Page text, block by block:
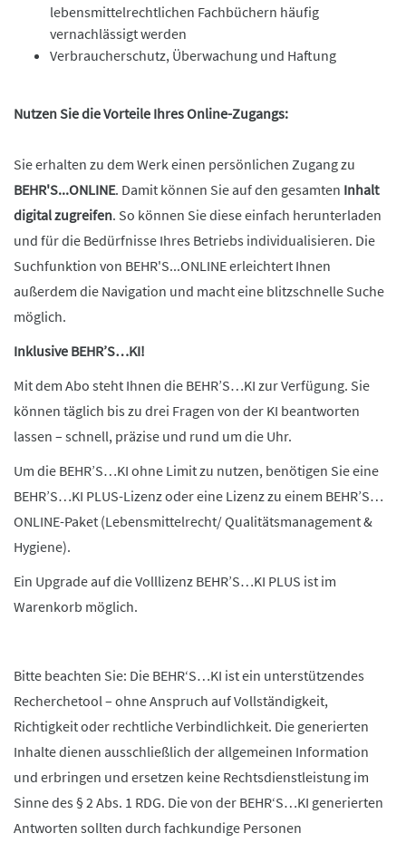
lebensmittelrechtlichen Fachbüchern häufig
vernachlässigt werden
Verbraucherschutz, Überwachung und Haftung
Nutzen Sie die Vorteile Ihres Online-Zugangs:
Sie erhalten zu dem Werk einen persönlichen Zugang zu
BEHR'S...ONLINE. Damit können Sie auf den gesamten Inhalt
digital zugreifen. So können Sie diese einfach herunterladen
und für die Bedürfnisse Ihres Betriebs individualisieren. Die
Suchfunktion von BEHR'S...ONLINE erleichtert Ihnen
außerdem die Navigation und macht eine blitzschnelle Suche
möglich.
Inklusive BEHR’S…KI!
Mit dem Abo steht Ihnen die BEHR’S…KI zur Verfügung. Sie
können täglich bis zu drei Fragen von der KI beantworten
lassen – schnell, präzise und rund um die Uhr.
Um die BEHR’S…KI ohne Limit zu nutzen, benötigen Sie eine
BEHR’S…KI PLUS-Lizenz oder eine Lizenz zu einem BEHR’S…
ONLINE-Paket (Lebensmittelrecht/ Qualitätsmanagement &
Hygiene).
Ein Upgrade auf die Volllizenz BEHR’S…KI PLUS ist im
Warenkorb möglich.
Bitte beachten Sie: Die BEHR‘S…KI ist ein unterstützendes
Recherchetool – ohne Anspruch auf Vollständigkeit,
Richtigkeit oder rechtliche Verbindlichkeit. Die generierten
Inhalte dienen ausschließlich der allgemeinen Information
und erbringen und ersetzen keine Rechtsdienstleistung im
Sinne des § 2 Abs. 1 RDG. Die von der BEHR‘S…KI generierten
Antworten sollten durch fachkundige Personen